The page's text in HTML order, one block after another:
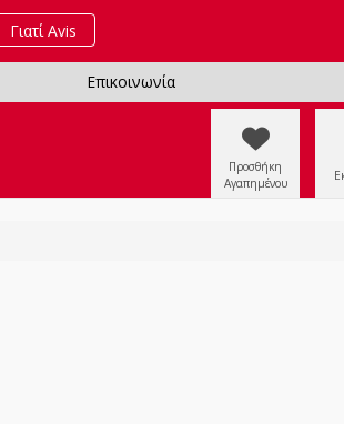
Γιατί Avis
Επικοινωνία
Προσθήκη
Αγαπημένου